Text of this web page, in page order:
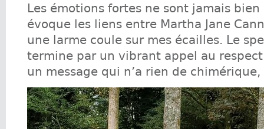
Les émotions fortes ne sont jamais
évoque les liens entre Martha Jane
une larme coule sur mes écailles. Le
termine par un vibrant appel au
un message qui n’a rien de